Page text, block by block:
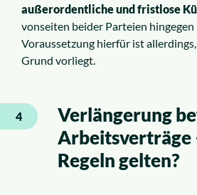
außerordentliche und fristlose
vonseiten beider Parteien hingegen
Voraussetzung hierfür ist
Grund vorliegt.
4
Verlängerung
Arbeitsverträge
Regeln gelten?